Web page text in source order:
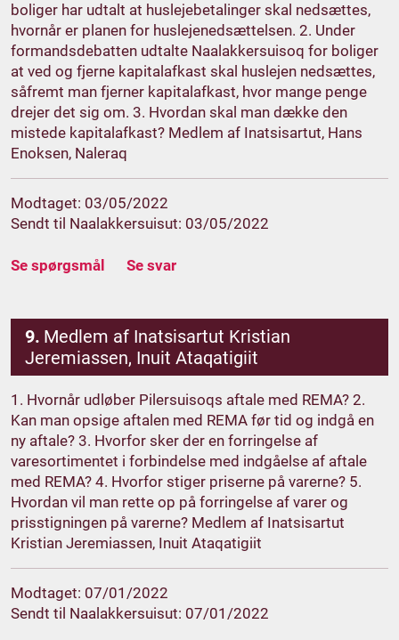
boliger har udtalt at huslejebetalinger skal nedsættes,
hvornår er planen for huslejenedsættelsen. 2. Under
formandsdebatten udtalte Naalakkersuisoq for boliger
at ved og fjerne kapitalafkast skal huslejen nedsættes,
såfremt man fjerner kapitalafkast, hvor mange penge
drejer det sig om. 3. Hvordan skal man dække den
mistede kapitalafkast? Medlem af Inatsisartut, Hans
Enoksen, Naleraq
Modtaget: 03/05/2022
Sendt til Naalakkersuisut: 03/05/2022
Se spørgsmål Se svar
9. Medlem af Inatsisartut Kristian
Jeremiassen, Inuit Ataqatigiit
1. Hvornår udløber Pilersuisoqs aftale med REMA? 2.
Kan man opsige aftalen med REMA før tid og indgå en
ny aftale? 3. Hvorfor sker der en forringelse af
varesortimentet i forbindelse med indgåelse af aftale
med REMA? 4. Hvorfor stiger priserne på varerne? 5.
Hvordan vil man rette op på forringelse af varer og
prisstigningen på varerne? Medlem af Inatsisartut
Kristian Jeremiassen, Inuit Ataqatigiit
Modtaget: 07/01/2022
Sendt til Naalakkersuisut: 07/01/2022